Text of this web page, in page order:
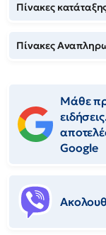
Πίνακες
Πίνακες
Μάθε
Google